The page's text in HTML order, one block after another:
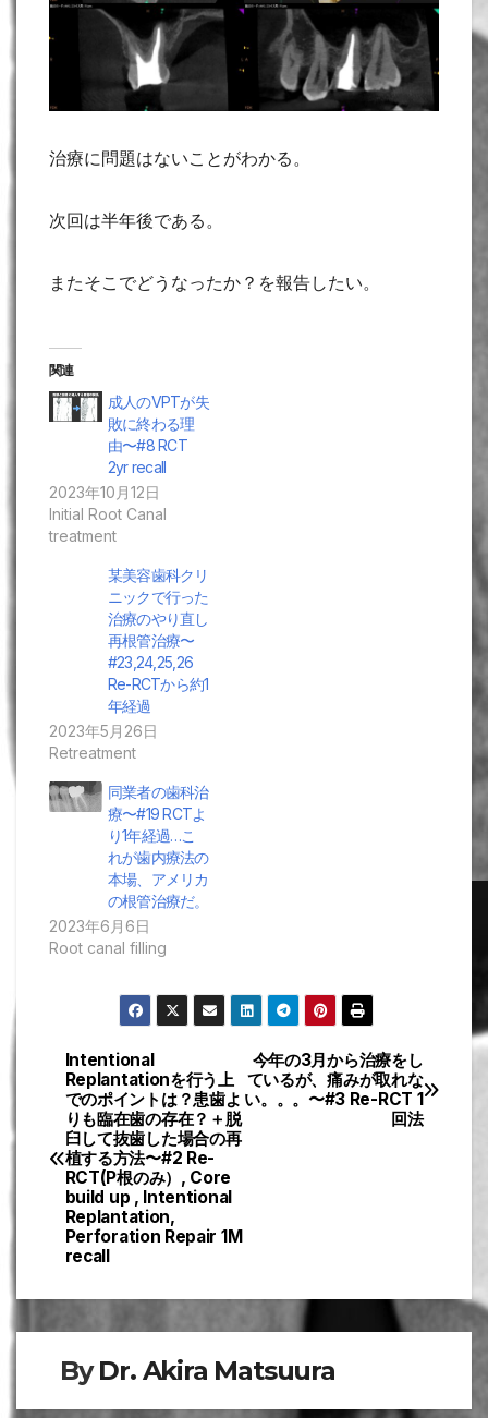
治療に問題はないことがわかる。
次回は半年後である。
またそこでどうなったか？を報告したい。
関連
成人のVPTが失
敗に終わる理
由〜#8 RCT
2yr recall
2023年10月12日
Initial Root Canal
treatment
某美容歯科クリ
ニックで行った
治療のやり直し
再根管治療〜
#23,24,25,26
Re-RCTから約1
年経過
2023年5月26日
Retreatment
同業者の歯科治
療〜#19 RCTよ
り1年経過…こ
れが歯内療法の
本場、アメリカ
の根管治療だ。
2023年6月6日
Root canal filling
投
稿
ナ
ビ
ゲ
ー
シ
ョ
今年の3月から治療をし
ているが、痛みが取れな
い。。。〜#3 Re-RCT 1
回法
Intentional
Replantationを行う上
でのポイントは？患歯よ
りも臨在歯の存在？＋脱
臼して抜歯した場合の再
植する方法〜#2 Re-
RCT(P根のみ）, Core
build up , Intentional
Replantation,
Perforation Repair 1M
recall
ByDr. Akira Matsuura